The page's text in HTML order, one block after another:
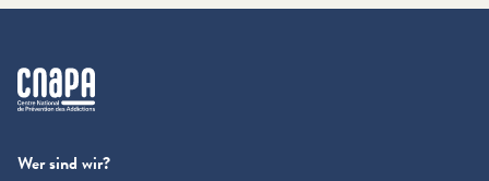
cnapa
Wer sind wir?